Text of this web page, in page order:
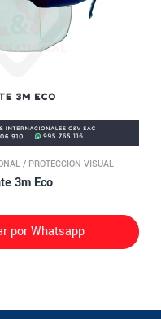
/ PROTECCIÓN VISUAL
3m Eco
por Whatsapp